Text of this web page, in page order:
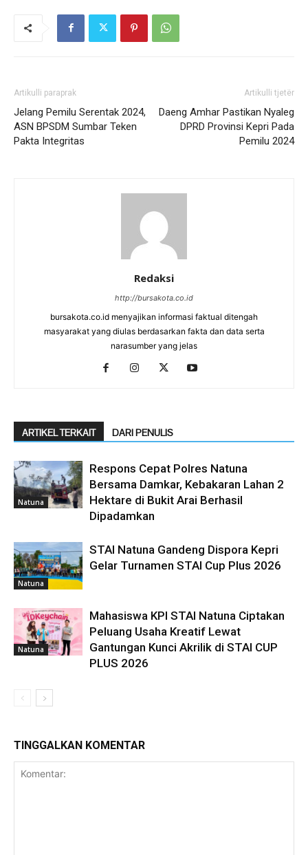
Artikulli paraprak
Jelang Pemilu Serentak 2024,
ASN BPSDM Sumbar Teken
Pakta Integritas
Artikulli tjetër
Daeng Amhar Pastikan Nyaleg
DPRD Provinsi Kepri Pada
Pemilu 2024
Redaksi
http://bursakota.co.id
bursakota.co.id menyajikan informasi faktual ditengah
masyarakat yang diulas berdasarkan fakta dan data serta
narasumber yang jelas
ARTIKEL TERKAIT DARI PENULIS
Natuna
Respons Cepat Polres Natuna
Bersama Damkar, Kebakaran Lahan 2
Hektare di Bukit Arai Berhasil
Dipadamkan
Natuna
STAI Natuna Gandeng Dispora Kepri
Gelar Turnamen STAI Cup Plus 2026
Natuna
Mahasiswa KPI STAI Natuna Ciptakan
Peluang Usaha Kreatif Lewat
Gantungan Kunci Akrilik di STAI CUP
PLUS 2026
TINGGALKAN KOMENTAR